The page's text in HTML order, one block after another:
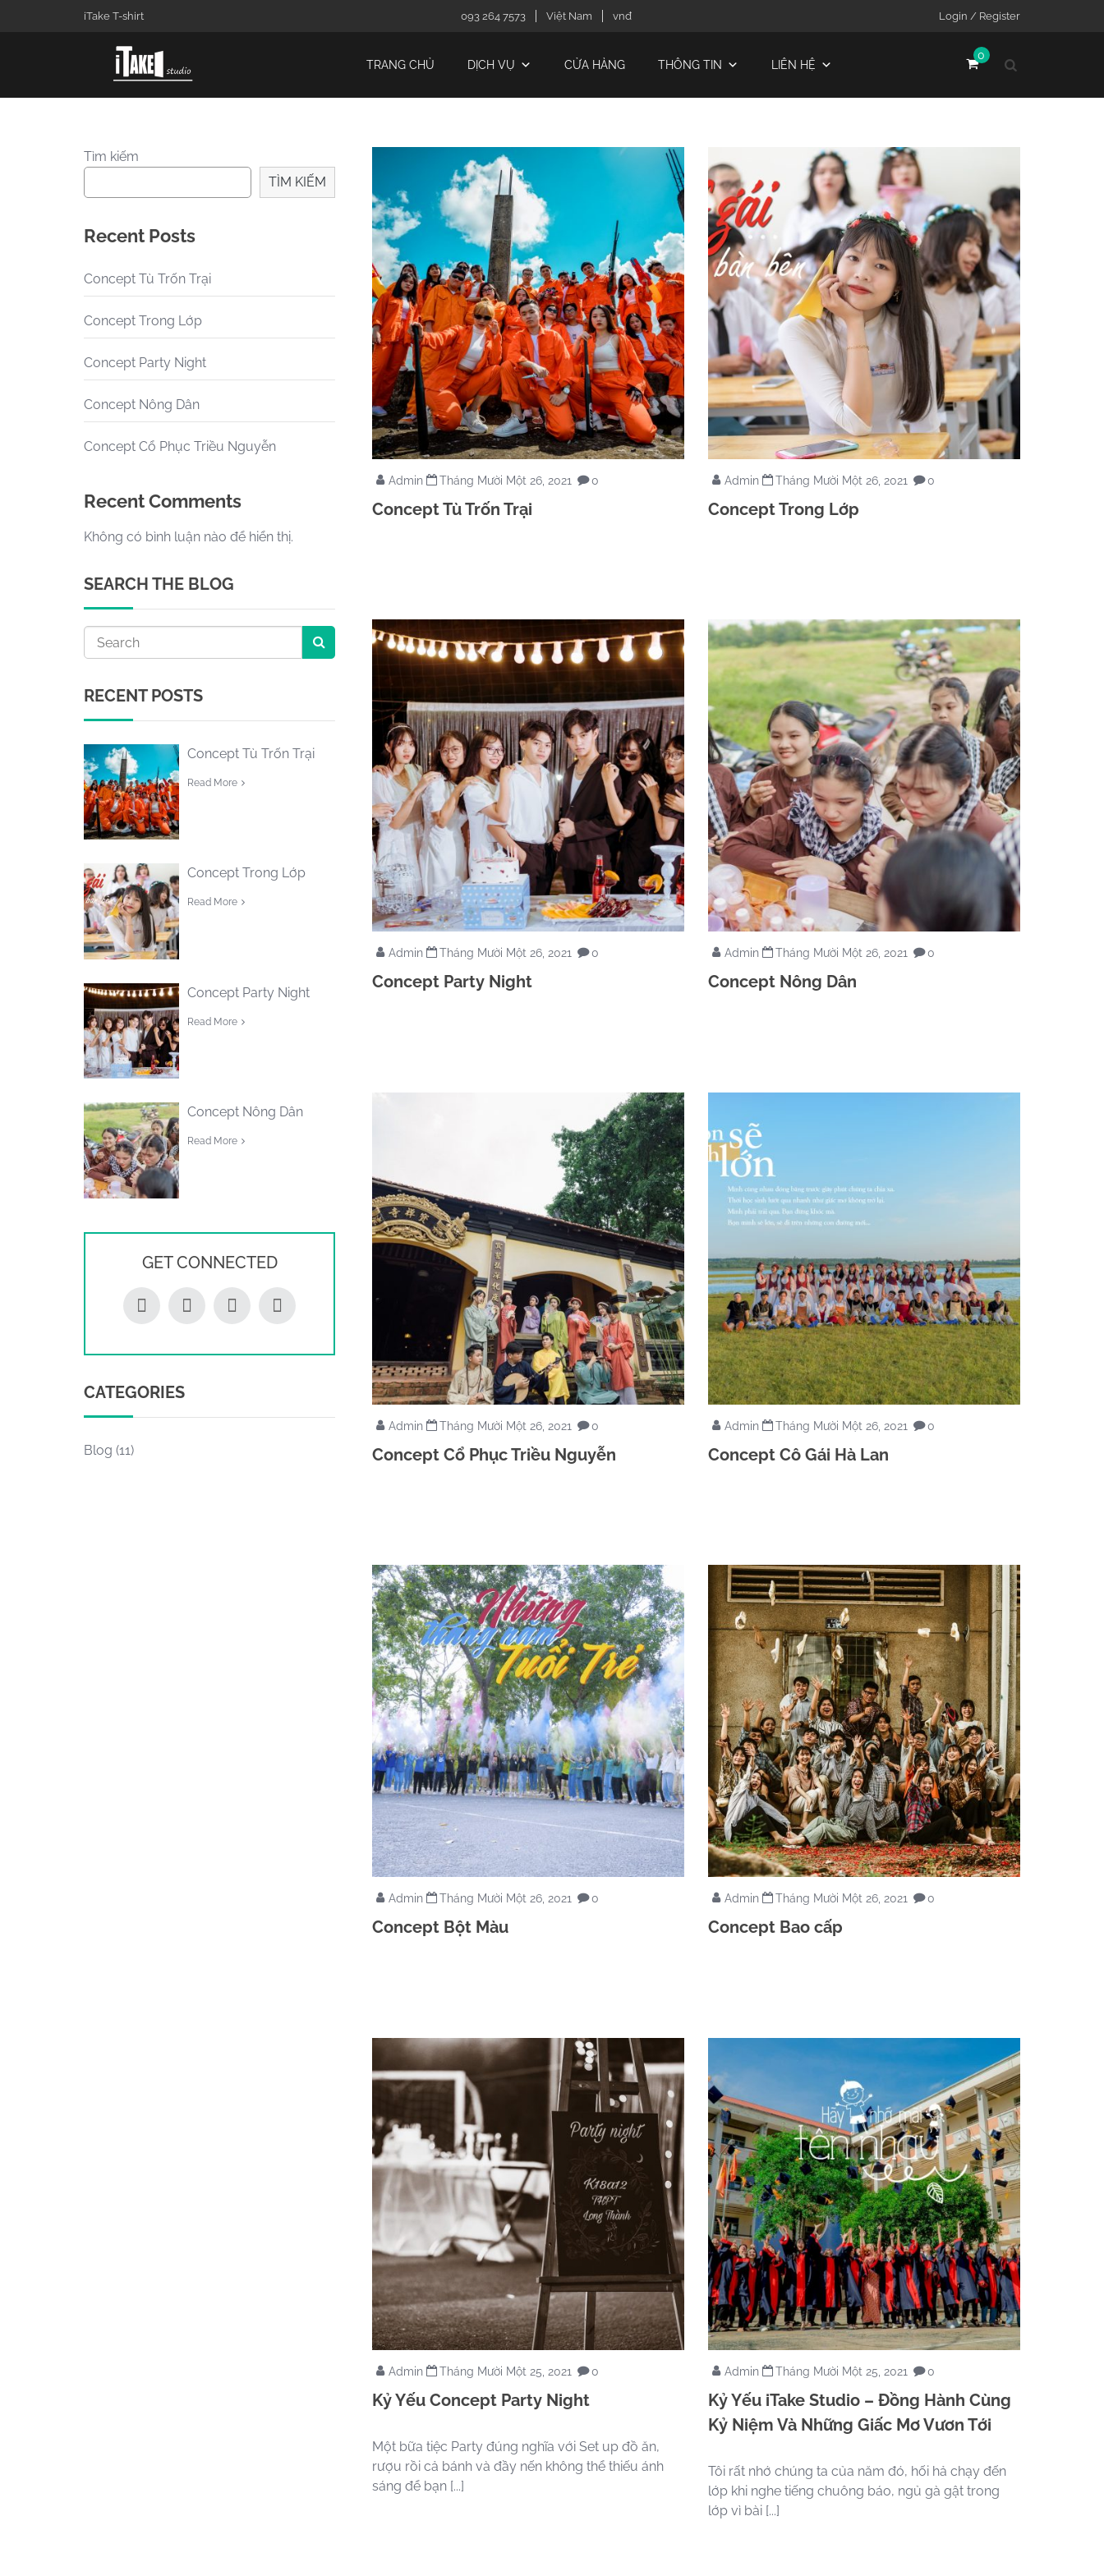
iTake T-shirt 093 264 7573 Việt Nam vnđ Login / Register
TRANG CHỦ DỊCH VỤ CỬA HÀNG THÔNG TIN LIÊN HỆ
0
Admin Tháng Mười Một 26, 2021 0
Concept Tù Trốn Trại
Admin Tháng Mười Một 26, 2021 0
Concept Trong Lớp
Admin Tháng Mười Một 26, 2021 0
Concept Party Night
Admin Tháng Mười Một 26, 2021 0
Concept Nông Dân
Admin Tháng Mười Một 26, 2021 0
Concept Cổ Phục Triều Nguyễn
Admin Tháng Mười Một 26, 2021 0
Concept Cô Gái Hà Lan
Admin Tháng Mười Một 26, 2021 0
Concept Bột Màu
Admin Tháng Mười Một 26, 2021 0
Concept Bao cấp
Admin Tháng Mười Một 25, 2021 0
Kỷ Yếu Concept Party Night
Một bữa tiệc Party đúng nghĩa với Set up đồ ăn,
rượu rồi cả bánh và đầy nến không thể thiếu ánh
sáng để bạn [...]
Admin Tháng Mười Một 25, 2021 0
Kỷ Yếu iTake Studio – Đồng Hành Cùng
Kỷ Niệm Và Những Giấc Mơ Vươn Tới
Tôi rất nhớ chúng ta của năm đó, hối hả chạy đến
lớp khi nghe tiếng chuông báo, ngủ gà gật trong
lớp vì bài [...]
Tìm kiếm
TÌM KIẾM
Recent Posts
Concept Tù Trốn Trại
Concept Trong Lớp
Concept Party Night
Concept Nông Dân
Concept Cổ Phục Triều Nguyễn
Recent Comments
Không có bình luận nào để hiển thị.
SEARCH THE BLOG
RECENT POSTS
Concept Tù Trốn Trại
Read More
Concept Trong Lớp
Read More
Concept Party Night
Read More
Concept Nông Dân
Read More
GET CONNECTED
CATEGORIES
Blog (11)